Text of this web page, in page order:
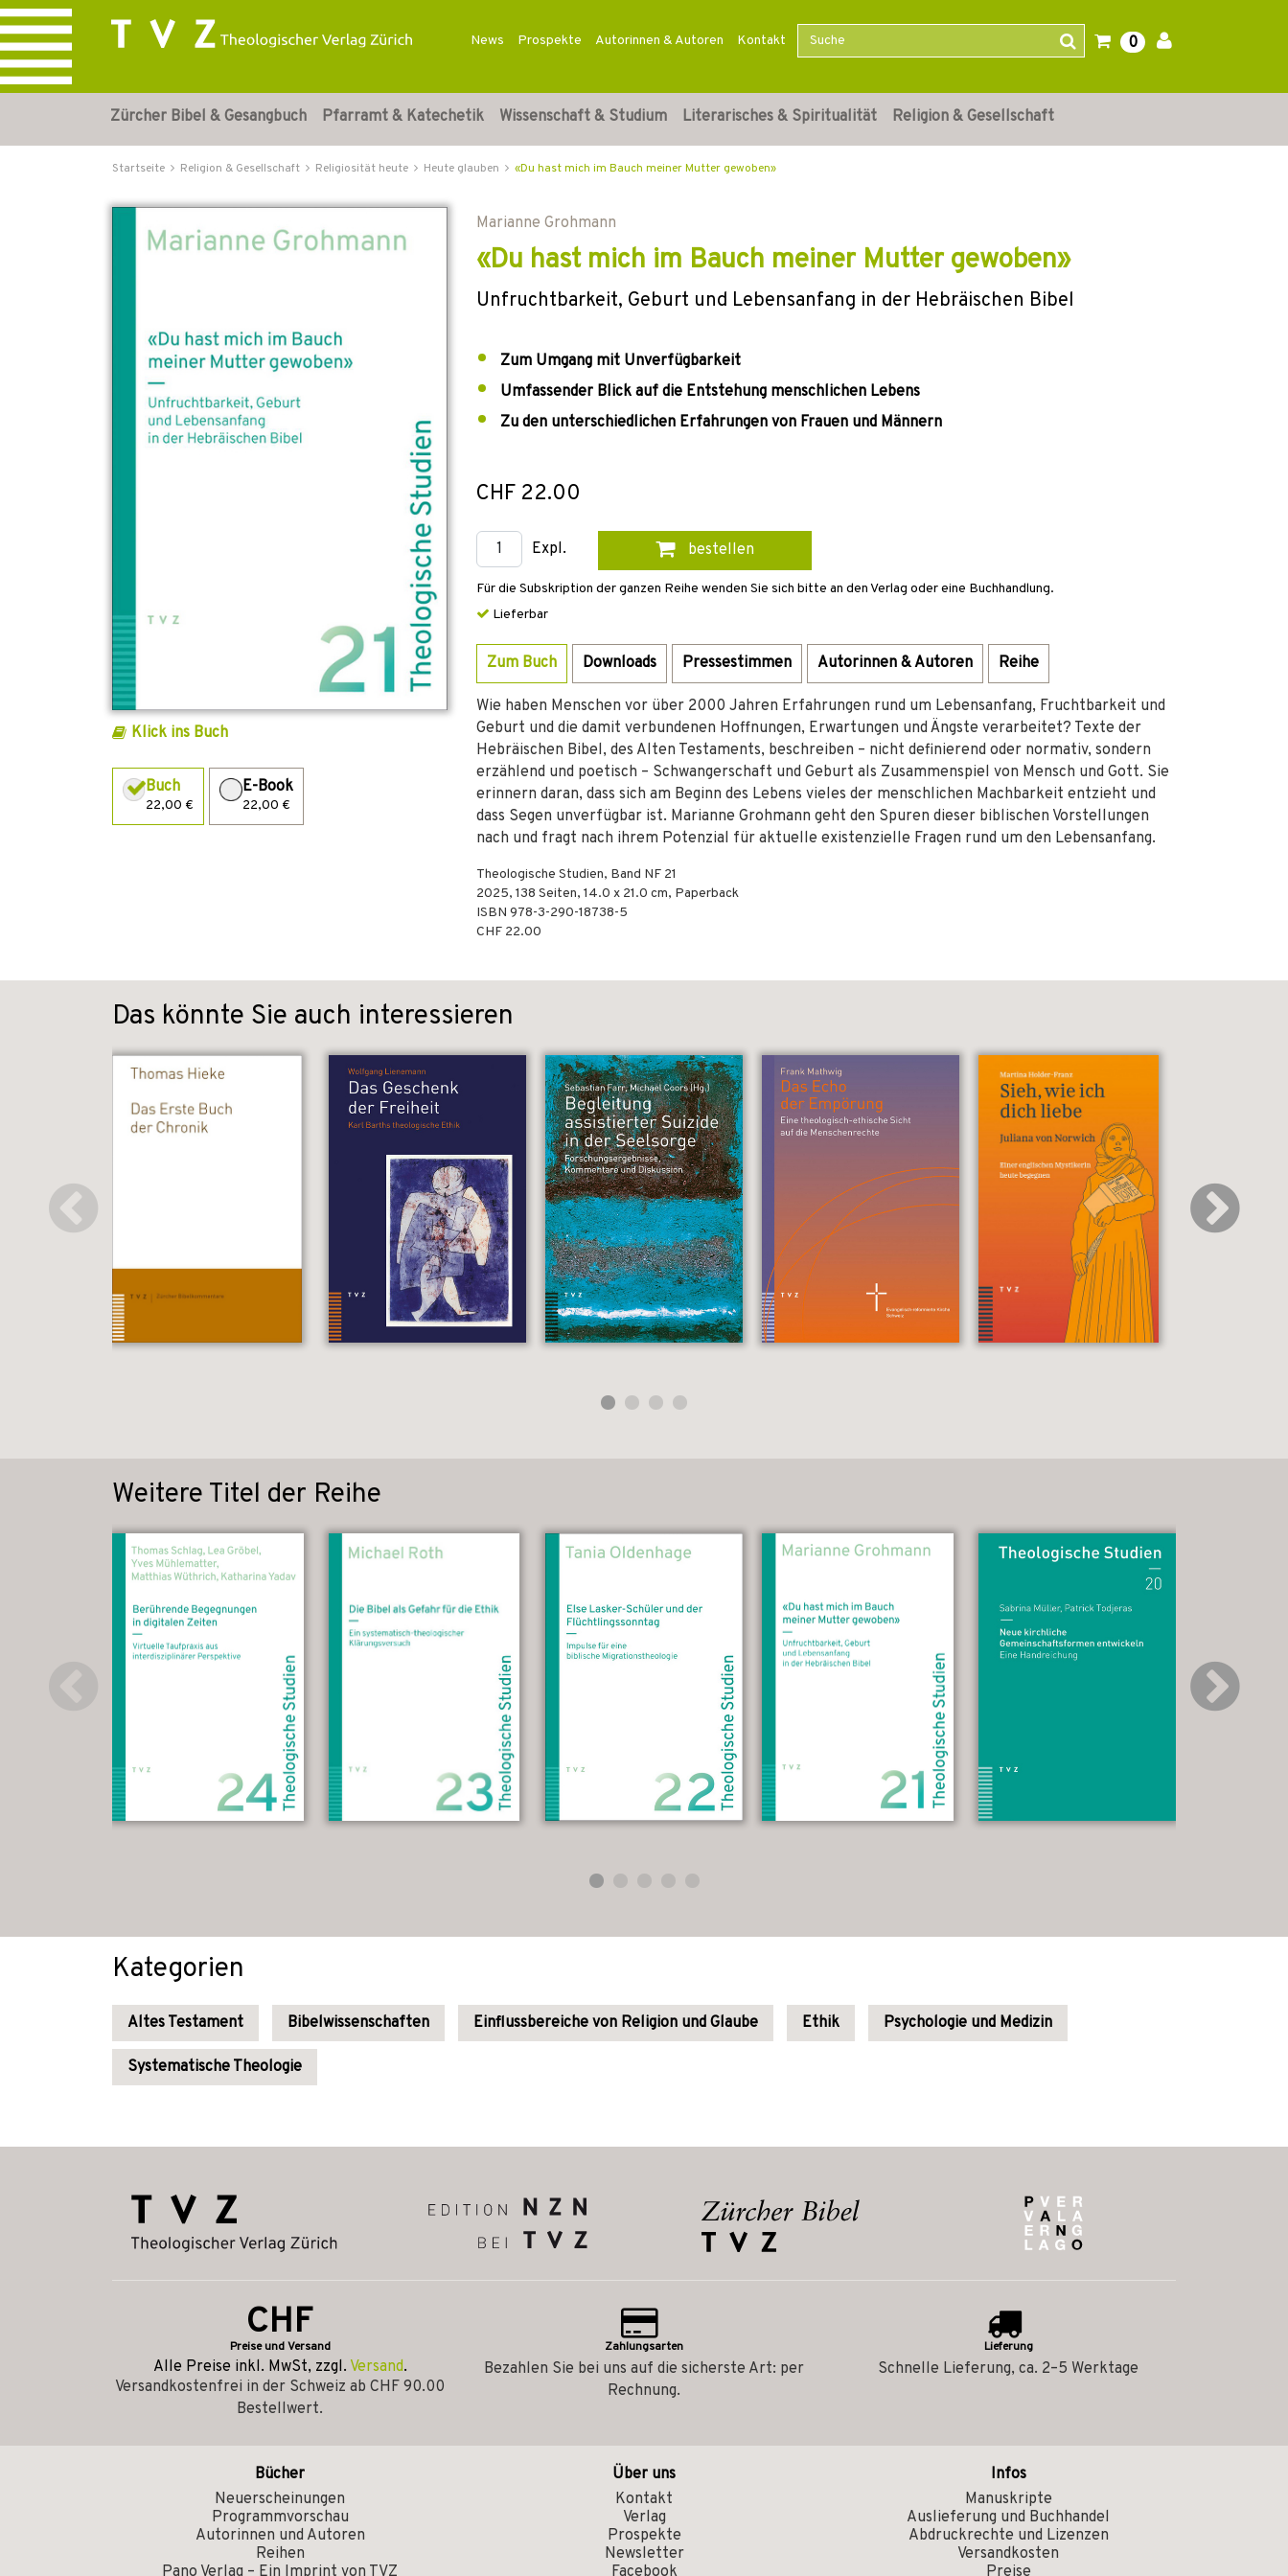
News Prospekte Autorinnen & Autoren Kontakt 0
Zürcher Bibel & Gesangbuch Pfarramt & Katechetik Wissenschaft & Studium Literarisches & Spiritualität Religion & Gesellschaft
Startseite Religion & Gesellschaft Religiosität heute Heute glauben «Du hast mich im Bauch meiner Mutter gewoben»
Klick ins Buch
Buch
22,00 €
E-Book
22,00 €
Marianne Grohmann
«Du hast mich im Bauch meiner Mutter gewoben»
Unfruchtbarkeit, Geburt und Lebensanfang in der Hebräischen Bibel
Zum Umgang mit Unverfügbarkeit
Umfassender Blick auf die Entstehung menschlichen Lebens
Zu den unterschiedlichen Erfahrungen von Frauen und Männern
CHF 22.00
Expl. bestellen
Für die Subskription der ganzen Reihe wenden Sie sich bitte an den Verlag oder eine Buchhandlung.
Lieferbar
Zum Buch Downloads Pressestimmen Autorinnen & Autoren Reihe
Wie haben Menschen vor über 2000 Jahren Erfahrungen rund um Lebensanfang, Fruchtbarkeit und
Geburt und die damit verbundenen Hoffnungen, Erwartungen und Ängste verarbeitet? Texte der
Hebräischen Bibel, des Alten Testaments, beschreiben – nicht definierend oder normativ, sondern
erzählend und poetisch – Schwangerschaft und Geburt als Zusammenspiel von Mensch und Gott. Sie
erinnern daran, dass sich am Beginn des Lebens vieles der menschlichen Machbarkeit entzieht und
dass Segen unverfügbar ist. Marianne Grohmann geht den Spuren dieser biblischen Vorstellungen
nach und fragt nach ihrem Potenzial für aktuelle existenzielle Fragen rund um den Lebensanfang.
Theologische Studien, Band NF 21
2025, 138 Seiten, 14.0 x 21.0 cm, Paperback
ISBN 978-3-290-18738-5
CHF 22.00
Das könnte Sie auch interessieren
Weitere Titel der Reihe
Kategorien
Altes Testament Bibelwissenschaften Einflussbereiche von Religion und Glaube Ethik Psychologie und Medizin
Systematische Theologie
CHF
Preise und Versand
Alle Preise inkl. MwSt, zzgl. Versand.
Versandkostenfrei in der Schweiz ab CHF 90.00
Bestellwert.
Zahlungsarten
Bezahlen Sie bei uns auf die sicherste Art: per
Rechnung.
Lieferung
Schnelle Lieferung, ca. 2–5 Werktage
Bücher
Neuerscheinungen
Programmvorschau
Autorinnen und Autoren
Reihen
Pano Verlag – Ein Imprint von TVZ
Über uns
Kontakt
Verlag
Prospekte
Newsletter
Facebook
Infos
Manuskripte
Auslieferung und Buchhandel
Abdruckrechte und Lizenzen
Versandkosten
Preise